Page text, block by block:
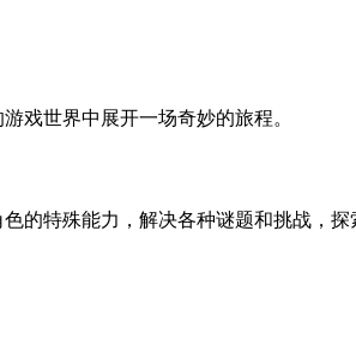
戏世界中展开一场奇妙的旅程。
的特殊能力，解决各种谜题和挑战，